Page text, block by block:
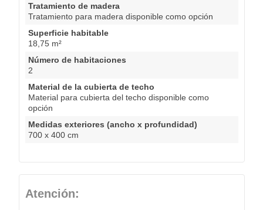
Tratamiento de madera
Tratamiento para madera disponible como opción
Superficie habitable
18,75 m²
Número de habitaciones
2
Material de la cubierta de techo
Material para cubierta del techo disponible como
opción
Medidas exteriores (ancho x profundidad)
700 x 400 cm
Atención: